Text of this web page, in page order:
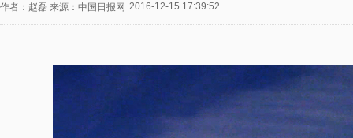
作者：赵磊 来源：中国日报网 2016-12-15 17:39:52